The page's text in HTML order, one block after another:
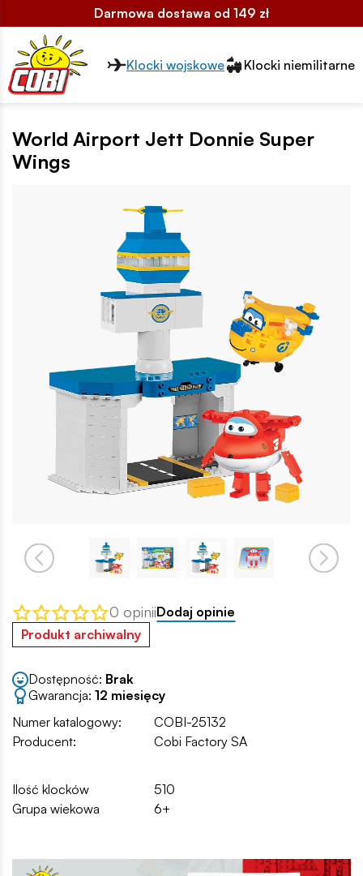
Darmowa dostawa od 149 zł
Przełącznik segmentów2
Klocki wojskowe Klocki niemilitarne
World Airport Jett Donnie Super
Wings
0 opiniiDodaj opinie
Produkt archiwalny
Dostępność: Brak
Gwarancja: 12 miesięcy
Numer katalogowy:
COBI-25132
Producent:
Cobi Factory SA
Ilość klocków
510
Grupa wiekowa
6+